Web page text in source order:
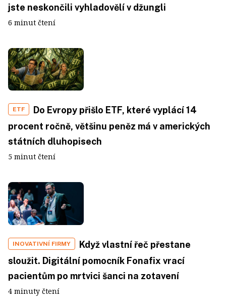
jste neskončili vyhladovělí v džungli
6 minut čtení
ETF
Do Evropy přišlo ETF, které vyplácí 14
procent ročně, většinu peněz má v amerických
státních dluhopisech
5 minut čtení
INOVATIVNÍ FIRMY
Když vlastní řeč přestane
sloužit. Digitální pomocník Fonafix vrací
pacientům po mrtvici šanci na zotavení
4 minuty čtení